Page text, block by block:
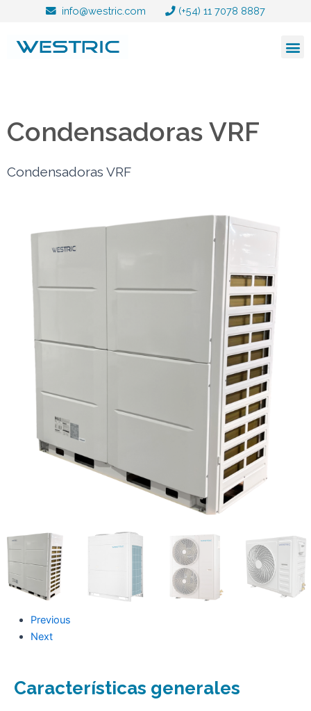
contenido
info@westric.com (+54) 11 7078 8887
Condensadoras VRF
Condensadoras VRF
Previous
Next
Características generales